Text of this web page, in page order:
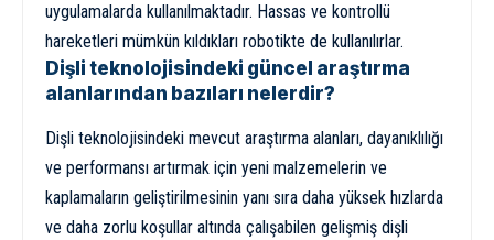
uygulamalarda kullanılmaktadır. Hassas ve kontrollü
hareketleri mümkün kıldıkları robotikte de kullanılırlar.
Dişli teknolojisindeki güncel araştırma
alanlarından bazıları nelerdir?
Dişli teknolojisindeki mevcut araştırma alanları, dayanıklılığı
ve performansı artırmak için yeni malzemelerin ve
kaplamaların geliştirilmesinin yanı sıra daha yüksek hızlarda
ve daha zorlu koşullar altında çalışabilen gelişmiş dişli